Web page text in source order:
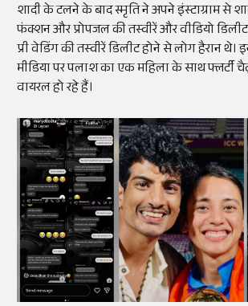
शादी के टलने के बाद स्मृति ने अपने इंस्टाग्राम से
फंक्शन और प्रोपजल की तस्वीरें और वीडियो
प्री वेडिंग की तस्वीरें डिलीट होने से लोग हैरान
मीडिया पर पलाश का एक महिला के साथ फ्लर्टी
वायरल हो रहे हैं।